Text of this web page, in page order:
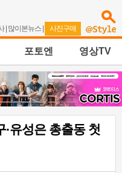
| 많이본뉴스 | 사진구매
포토엔 영상TV
유성은 총출동 첫